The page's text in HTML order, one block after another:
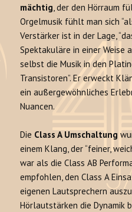
mächtig, der den Hörraum
Orgelmusik fühlt man sich
Verstärker ist in der Lage,
Spektakuläre in einer Weise
selbst die Musik in den
Transistoren”. Er erweckt
ein außergewöhnliches
Nuancen.
Die Class A Umschaltung
einem Klang, der “feiner,
war als die Class AB
empfohlen, den Class A
eigenen Lautsprechern
Hörlautstärken die Dynamik